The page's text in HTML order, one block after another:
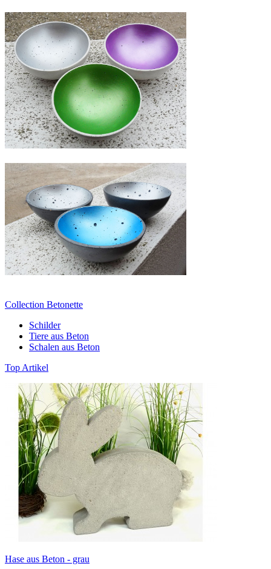
Collection Betonette
Schilder
Tiere aus Beton
Schalen aus Beton
Top Artikel
Hase aus Beton - grau